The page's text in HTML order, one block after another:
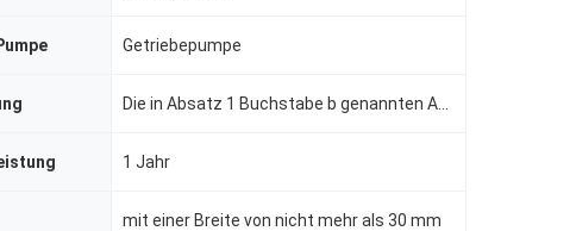
Getriebepumpe
1 Jahr
mit einer Breite von nicht mehr als 30 mm